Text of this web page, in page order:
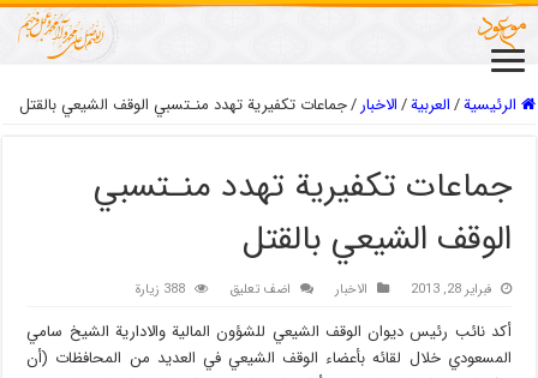
الرئيسية/العربیة/الاخبار/جماعات تكفيرية تهدد منـتسبي الوقف الشيعي بالقتل
جماعات تكفيرية تهدد منـتسبي
الوقف الشيعي بالقتل
فبراير 28, 2013 الاخبار اضف تعليق 388 زيارة
أكد نائب رئيس ديوان الوقف الشيعي للشؤون المالية والادارية الشيخ سامي
المسعودي خلال لقائه بأعضاء الوقف الشيعي في العديد من المحافظات (أن